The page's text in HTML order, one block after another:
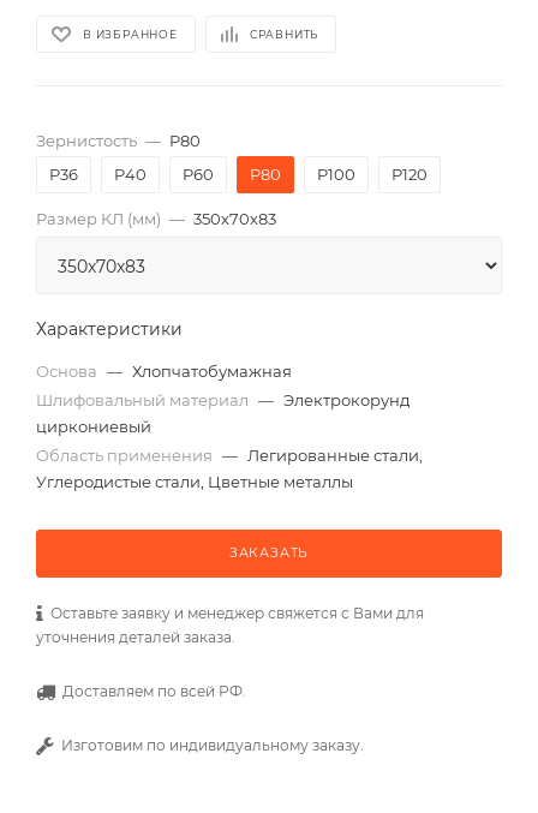
В ИЗБРАННОЕ СРАВНИТЬ
Зернистость — P80
P36
P40 P60 P80 P100 P120
Размер КЛ (мм) — 350x70x83
Характеристики
Основа — Хлопчатобумажная
Шлифовальный материал — Электрокорунд
циркониевый
Область применения — Легированные стали,
Углеродистые стали, Цветные металлы
ЗАКАЗАТЬ
Оставьте заявку и менеджер свяжется с Вами для
уточнения деталей заказа.
Доставляем по всей РФ.
Изготовим по индивидуальному заказу.